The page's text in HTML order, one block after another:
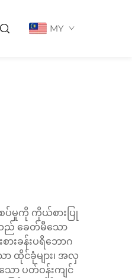
MY
ပ်မှုကို ကိုယ်စားပြု
သည် ခေတ်မီသော
းခန်းပရိဘောဂ
ထိုင်ခုံများ၊ အလှ
ော ပတ်ဝန်းကျင်